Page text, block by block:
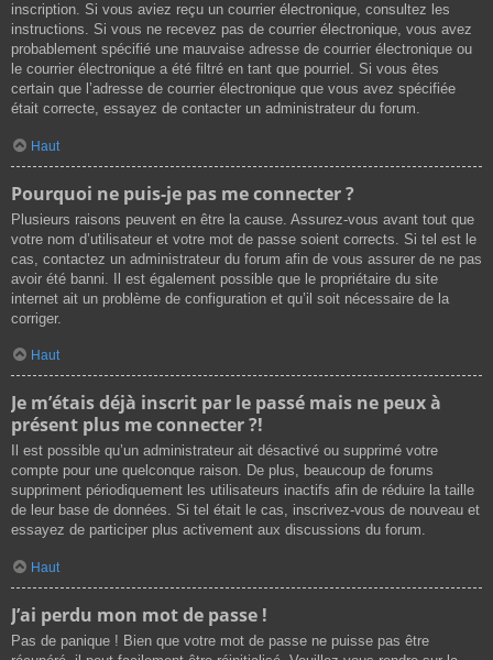
inscription. Si vous aviez reçu un courrier électronique, consultez les
instructions. Si vous ne recevez pas de courrier électronique, vous avez
probablement spécifié une mauvaise adresse de courrier électronique ou
le courrier électronique a été filtré en tant que pourriel. Si vous êtes
certain que l’adresse de courrier électronique que vous avez spécifiée
était correcte, essayez de contacter un administrateur du forum.
Haut
Pourquoi ne puis-je pas me connecter ?
Plusieurs raisons peuvent en être la cause. Assurez-vous avant tout que
votre nom d’utilisateur et votre mot de passe soient corrects. Si tel est le
cas, contactez un administrateur du forum afin de vous assurer de ne pas
avoir été banni. Il est également possible que le propriétaire du site
internet ait un problème de configuration et qu’il soit nécessaire de la
corriger.
Haut
Je m’étais déjà inscrit par le passé mais ne peux à
présent plus me connecter ?!
Il est possible qu’un administrateur ait désactivé ou supprimé votre
compte pour une quelconque raison. De plus, beaucoup de forums
suppriment périodiquement les utilisateurs inactifs afin de réduire la taille
de leur base de données. Si tel était le cas, inscrivez-vous de nouveau et
essayez de participer plus activement aux discussions du forum.
Haut
J’ai perdu mon mot de passe !
Pas de panique ! Bien que votre mot de passe ne puisse pas être